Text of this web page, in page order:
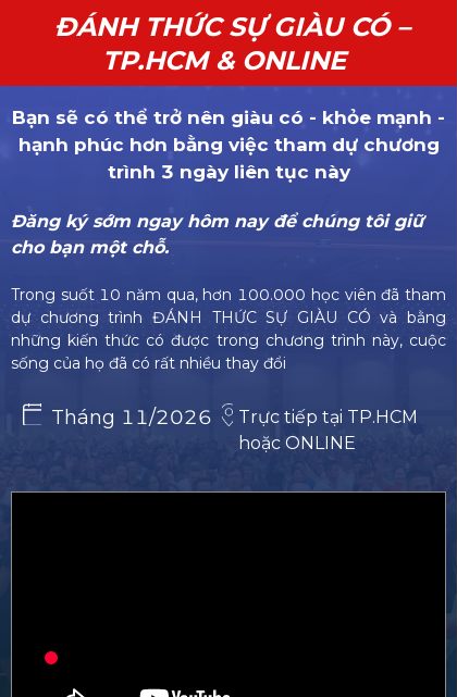
ĐÁNH THỨC SỰ GIÀU CÓ –
TP.HCM & ONLINE
Trong suốt 10 năm qua, hơn 100.000 học viên đã tham
dự chương trình ĐÁNH THỨC SỰ GIÀU CÓ và bằng
những kiến thức có được trong chương trình này, cuộc
sống của họ đã có rất nhiều thay đổi
Đăng ký sớm ngay hôm nay để chúng tôi giữ
cho bạn một chỗ.
Bạn sẽ có thể trở nên giàu có - khỏe mạnh -
hạnh phúc hơn bằng việc tham dự chương
trình 3 ngày liên tục này
Tháng 11/2026
Trực tiếp tại TP.HCM
hoặc ONLINE